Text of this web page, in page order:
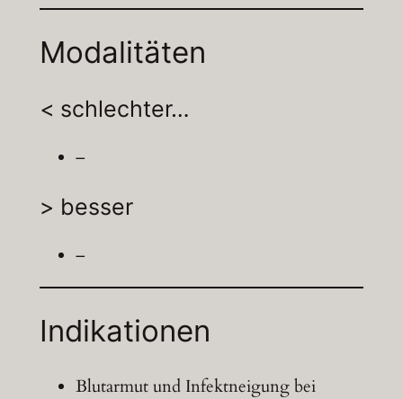
Modalitäten
< schlechter…
–
> besser
–
Indikationen
Blutarmut und Infektneigung bei